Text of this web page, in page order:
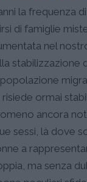
la frequenza
di famiglie
nel
stabilizzazione
ormai
ancora
sessi, là dove
a
ma senza